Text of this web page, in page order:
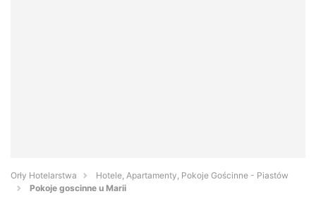
Orły Hotelarstwa
Hotele, Apartamenty, Pokoje Gościnne - Piastów
Pokoje goscinne u Marii